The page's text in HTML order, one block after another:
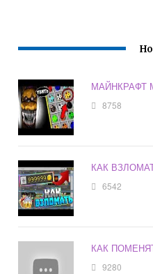
МАЙНКРАФТ
8758
КАК
6542
КАК
9280